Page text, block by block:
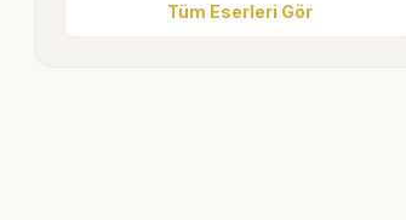
Tüm Eserleri Gör